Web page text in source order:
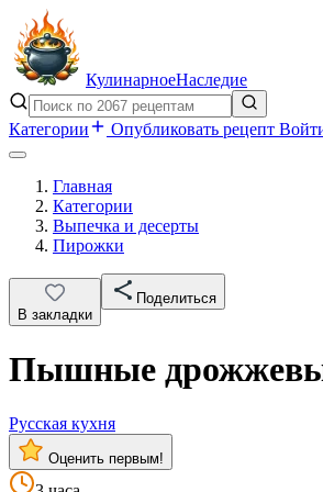
КулинарноеНаследие
Категории Опубликовать рецепт
Главная
Категории
Выпечка и десерты
Пирожки
В закладки
Поделиться
Пышные
Русская кухня
Оценить первым!